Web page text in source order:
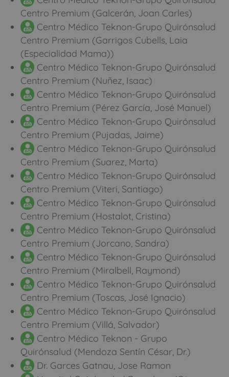
Centro Premium (Galcerán, Joan Carles)
Centro Médico Teknon-Grupo Quirónsalud
Centro Premium (Garrigos Cubells, Laia
(Especialidad Mama))
Centro Médico Teknon-Grupo Quirónsalud
Centro Premium (Nuñez, Isaac)
Centro Médico Teknon-Grupo Quirónsalud
Centro Premium (Pérez García, José Manuel)
Centro Médico Teknon-Grupo Quirónsalud
Centro Premium (Pujadas, Jaime)
Centro Médico Teknon-Grupo Quirónsalud
Centro Premium (Suarez, Marta)
Centro Médico Teknon-Grupo Quirónsalud
Centro Premium (Viteri, Santiago)
Centro Médico Teknon-Grupo Quirónsalud
Centro Premium (Hostalot, Cristina)
Centro Médico Teknon-Grupo Quirónsalud
Centro Premium (Jorcano, Sandra)
Centro Médico Teknon-Grupo Quirónsalud
Centro Premium (Miralbell, Raymond)
Centro Médico Teknon-Grupo Quirónsalud
Centro Premium (Toscas, José Ignacio)
Centro Médico Teknon-Grupo Quirónsalud
Centro Premium (Villá, Salvador)
Centro Médico Teknon - Grupo
Quirónsalud (Mendoza Sentín César, Dr.)
Dr. Garces Gatnau, Jose Ramon